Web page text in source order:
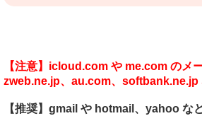
【注意】icloud.com や me.com のメ
zweb.ne.jp、au.com、softbank.ne.jp
【推奨】gmail や hotmail、yahoo な